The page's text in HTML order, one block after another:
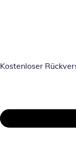
Kostenloser